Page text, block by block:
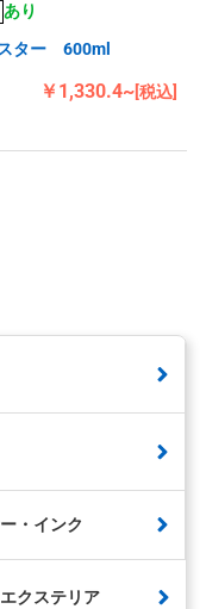
あり
ター 600ml
￥1,330.4~[税込]
・インク
クステリア